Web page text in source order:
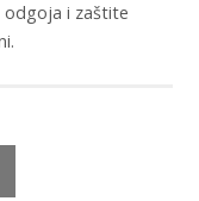
i zaštite